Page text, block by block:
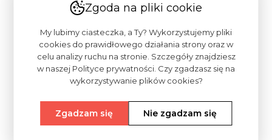
Zgoda na pliki cookie
My lubimy ciasteczka, a Ty? Wykorzystujemy pliki
cookies do prawidłowego działania strony oraz w
celu analizy ruchu na stronie. Szczegóły znajdziesz
w naszej Polityce prywatności. Czy zgadzasz się na
wykorzystywanie plików cookies?
Zgadzam się Nie zgadzam się